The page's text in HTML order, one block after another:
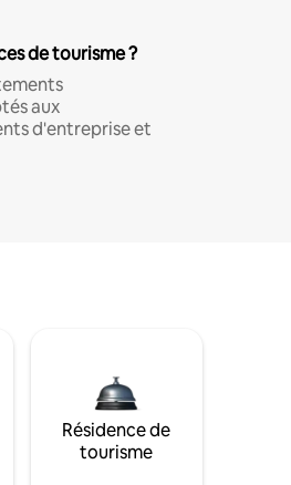
de tourisme ?
aux
d'entreprise et
Résidence de
tourisme